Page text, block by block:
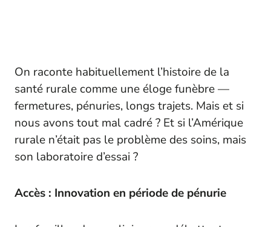
On raconte habituellement l’histoire de la
santé rurale comme une éloge funèbre —
fermetures, pénuries, longs trajets. Mais et si
nous avons tout mal cadré ? Et si l’Amérique
rurale n’était pas le problème des soins, mais
son laboratoire d’essai ?
Accès : Innovation en période de pénurie